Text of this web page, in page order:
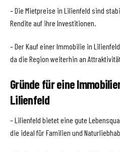
– Die Mietpreise in Lilienfeld sind
Rendite auf ihre Investitionen.
– Der Kauf einer Immobilie in
da die Region weiterhin an
Gründe für eine
Lilienfeld
– Lilienfeld bietet eine gute
die ideal für Familien und